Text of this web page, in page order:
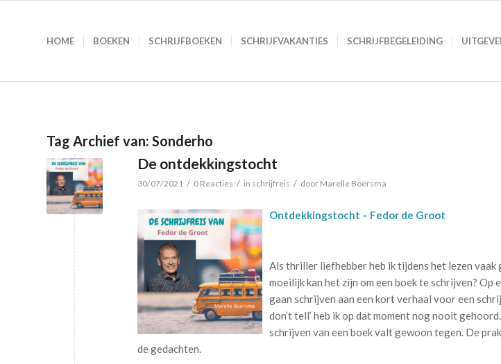
HOME BOEKEN SCHRIJFBOEKEN SCHRIJFVAKANTIES SCHRIJFBEGELEIDING
Tag Archief van: Sonderho
De ontdekkingstocht
30/07/2021 / 0 Reacties / in schrijfreis / door Marelle Boersma
Ontdekkingstocht – Fedor de Groot
Als thriller liefhebber heb ik tijdens het lezen vaak
moeilijk kan het zijn om een boek te schrijven? Op
gaan schrijven aan een kort verhaal voor een
don’t tell’ heb ik op dat moment nog nooit
schrijven van een boek valt gewoon tegen. De
de gedachten.